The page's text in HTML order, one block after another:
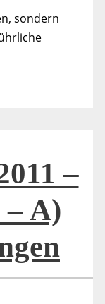
sondern
–
– A)